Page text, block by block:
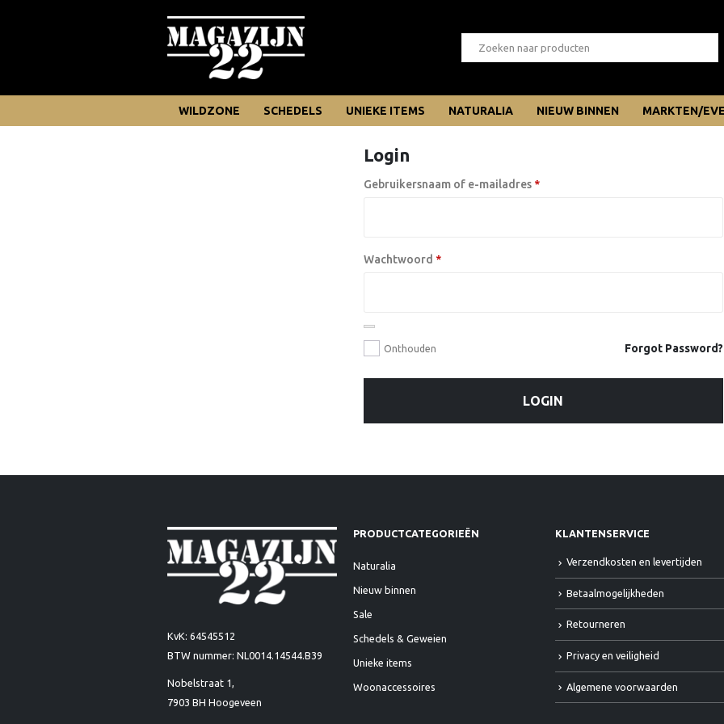
WILDZONE SCHEDELS UNIEKE ITEMS NATURALIA NIEUW BINNEN MARKTEN/
Login
Gebruikersnaam of e-mailadres *Vereist
Wachtwoord *Vereist
Onthouden Forgot Password?
LOGIN
KvK: 64545512
BTW nummer: NL0014.14544.B39
Nobelstraat 1,
7903 BH Hoogeveen
PRODUCTCATEGORIEËN
Naturalia
Nieuw binnen
Sale
Schedels & Geweien
Unieke items
Woonaccessoires
KLANTENSERVICE
Verzendkosten en levertijden
Betaalmogelijkheden
Retourneren
Privacy en veiligheid
Algemene voorwaarden